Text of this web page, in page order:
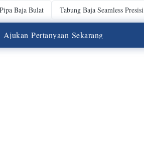
Pipa Baja Bulat Tabung Baja Seamless Presisi
Ajukan Pertanyaan Sekarang